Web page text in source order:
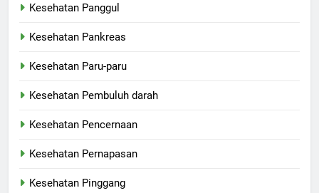
Kesehatan Panggul
Kesehatan Pankreas
Kesehatan Paru-paru
Kesehatan Pembuluh darah
Kesehatan Pencernaan
Kesehatan Pernapasan
Kesehatan Pinggang